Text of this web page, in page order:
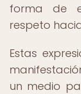
forma de
respeto
Estas
un medio